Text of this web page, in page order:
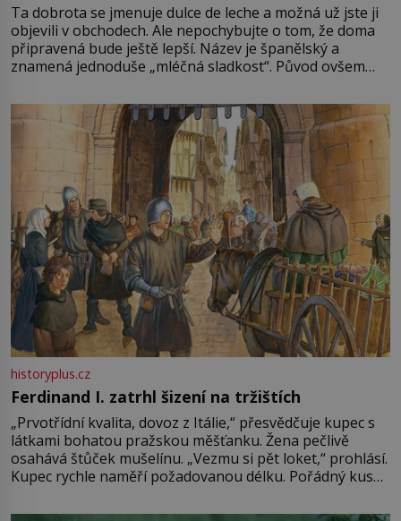
Ta dobrota se jmenuje dulce de leche a možná už jste ji
objevili v obchodech. Ale nepochybujte o tom, že doma
připravená bude ještě lepší. Název je španělský a
znamená jednoduše „mléčná sladkost“. Původ ovšem
pře hned několik latinskoamerických zemí a k tomu
Francie, kde se traduje,
historyplus.cz
Ferdinand I. zatrhl šizení na tržištích
„Prvotřídní kvalita, dovoz z Itálie,“ přesvědčuje kupec s
látkami bohatou pražskou měšťanku. Žena pečlivě
osahává štůček mušelínu. „Vezmu si pět loket,“ prohlásí.
Kupec rychle naměří požadovanou délku. Pořádný kus
milostpaní. Stačí jenom na sukni,“ zhodnotí švadlena